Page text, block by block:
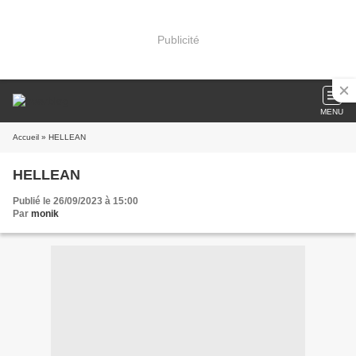
Publicité
MENU
Accueil » HELLEAN
HELLEAN
Publié le 26/09/2023 à 15:00
Par monik